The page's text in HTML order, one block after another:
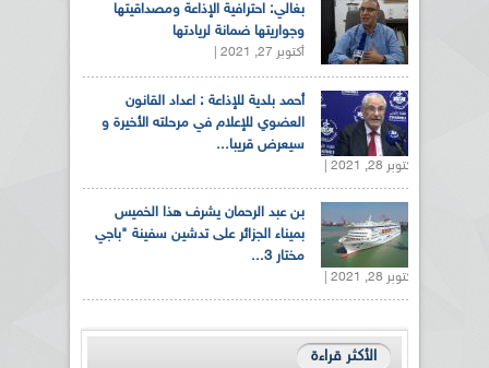
بغالي: احترافية الإذاعة ومصداقيتها
وجواريتها ضمانة لريادتها
أكتوبر 27, 2021 |
أحمد بلدية للإذاعة : اعداد القانون
العضوي للإعلام في مرحلته الأخيرة و
سيعرض قريبا...
أكتوبر 28, 2021 |
بن عبد الرحمان يشرف هذا الخميس
بميناء الجزائر على تدشين سفينة "باجي
مختار 3...
أكتوبر 28, 2021 |
الأكثر قراءة